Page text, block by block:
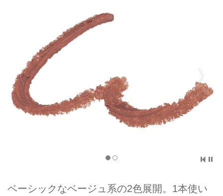
ベーシックなベージュ系の2色展開。1本使い